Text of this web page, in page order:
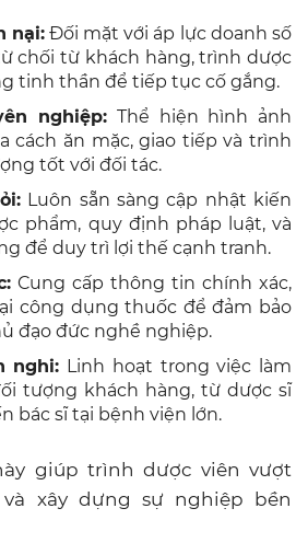
nại:Đối mặt với áp lực doanh số
chối từ khách hàng, trình dược
tinh thần để tiếp tục cố gắng.
nghiệp: Thể hiện hình ảnh
cách ăn mặc, giao tiếp và trình
tốt với đối tác.
Luôn sẵn sàng cập nhật kiến
phẩm, quy định pháp luật, và
để duy trì lợi thế cạnh tranh.
Cung cấp thông tin chính xác,
công dụng thuốc để đảm bảo
đạo đức nghề nghiệp.
nghi: Linh hoạt trong việc làm
tượng khách hàng, từ dược sĩ
bác sĩ tại bệnh viện lớn.
giúp trình dược viên vượt
xây dựng sự nghiệp bền